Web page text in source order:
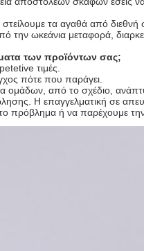
στείλουμε τα αγαθά από
την ωκεάνια μεταφορά,
των προϊόντων σας;
τιμές.
πότε που παράγει.
ομάδων, από το σχέδιο,
Η επαγγελματική σε
πρόβλημα ή να παρέχουμε